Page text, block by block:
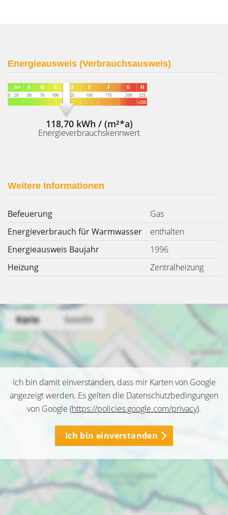
Energieausweis (Verbrauchsausweis)
118,70 kWh / (m²*a)
Energieverbrauchskennwert
Weitere Informationen
Befeuerung
Gas
Energieverbrauch für Warmwasser
enthalten
Energieausweis Baujahr
1996
Heizung
Zentralheizung
Ich bin damit einverstanden, dass mir Karten von Google
angezeigt werden. Es gelten die Datenschutzbedingungen
von Google (https://policies.google.com/privacy).
Ich bin einverstanden